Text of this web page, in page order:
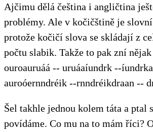
Ajčimu dělá čeština i angličtina
problémy. Ale v kočičštině je
protože kočičí slova se skládají z
počtu slabik. Takže to pak zní
ouroauruáá -- uruáaíundrk --
auroóernndréik --rnndréikdraan --
Šel takhle jednou kolem táta a ptal
povídáme. Co mu na to mám říci?